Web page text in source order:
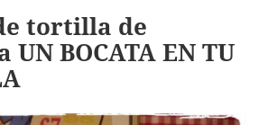
tortilla de
BOCATA EN TU